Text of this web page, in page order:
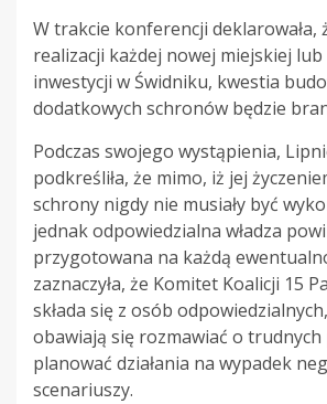
W trakcie konferencji deklarowała,
realizacji każdej nowej miejskiej
inwestycji w Świdniku, kwestia
dodatkowych schronów będzie
Podczas swojego wystąpienia,
podkreśliła, że mimo, iż jej
schrony nigdy nie musiały być
jednak odpowiedzialna władza
przygotowana na każdą
zaznaczyła, że Komitet Koalicji 15
składa się z osób
obawiają się rozmawiać o
planować działania na wypadek
scenariuszy.